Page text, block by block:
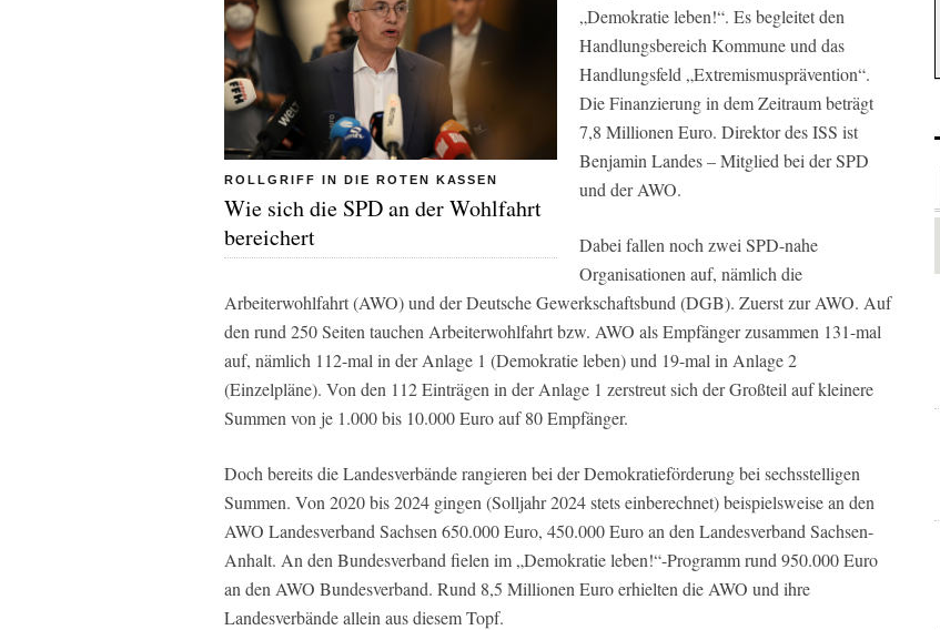
ROLLGRIFF IN DIE ROTEN KASSEN
Wie sich die SPD an der Wohlfahrt
bereichert
„Demokratie leben!“. Es begleitet den
Handlungsbereich Kommune und das
Handlungsfeld „Extremismusprävention“.
Die Finanzierung in dem Zeitraum beträgt
7,8 Millionen Euro. Direktor des ISS ist
Benjamin Landes – Mitglied bei der SPD
und der AWO.
Dabei fallen noch zwei SPD-nahe
Organisationen auf, nämlich die
Arbeiterwohlfahrt (AWO) und der Deutsche Gewerkschaftsbund (DGB). Zuerst zur AWO. Auf
den rund 250 Seiten tauchen Arbeiterwohlfahrt bzw. AWO als Empfänger zusammen 131-mal
auf, nämlich 112-mal in der Anlage 1 (Demokratie leben) und 19-mal in Anlage 2
(Einzelpläne). Von den 112 Einträgen in der Anlage 1 zerstreut sich der Großteil auf kleinere
Summen von je 1.000 bis 10.000 Euro auf 80 Empfänger.
Doch bereits die Landesverbände rangieren bei der Demokratieförderung bei sechsstelligen
Summen. Von 2020 bis 2024 gingen (Solljahr 2024 stets einberechnet) beispielsweise an den
AWO Landesverband Sachsen 650.000 Euro, 450.000 Euro an den Landesverband Sachsen-
Anhalt. An den Bundesverband fielen im „Demokratie leben!“-Programm rund 950.000 Euro
an den AWO Bundesverband. Rund 8,5 Millionen Euro erhielten die AWO und ihre
Landesverbände allein aus diesem Topf.